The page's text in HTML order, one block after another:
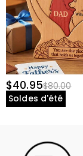
$40.95$80.00
Soldes d'été